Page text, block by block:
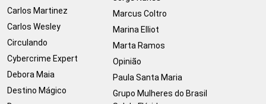
Carlos Martinez
Carlos Wesley
Circulando
Cybercrime Expert
Debora Maia
Destino Mágico
Marcus Coltro
Marina Elliot
Marta Ramos
Opinião
Paula Santa Maria
Grupo Mulheres do Brasil